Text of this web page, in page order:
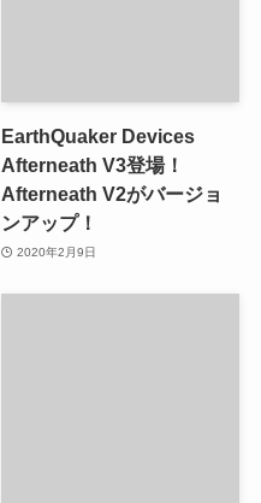
EarthQuaker Devices
Afterneath V3登場！
Afterneath V2がバージョ
ンアップ！
2020年2月9日